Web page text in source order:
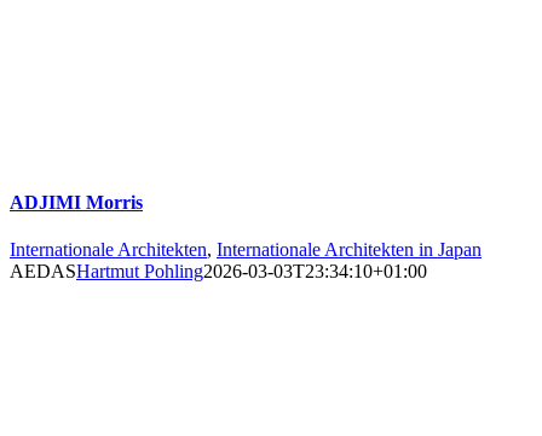
ADJIMI Morris
Internationale Architekten, Internationale Architekten in Japan
AEDASHartmut Pohling2026-03-03T23:34:10+01:00